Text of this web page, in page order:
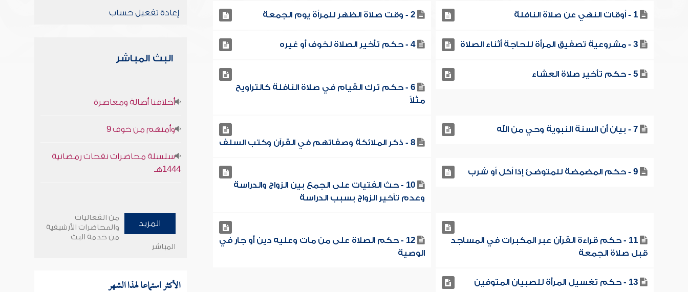
1 - أوقات النهي عن صلاة النافلة 2 - وقت صلاة الظهر للمرأة يوم الجمعة
3 - مشروعية تصفيق المرأة للحاجة أثناء الصلاة 4 - حكم تأخير الصلاة لخوف أو غيره
5 - حكم تأخير صلاة العشاء
6 - حكم ترك القيام في صلاة النافلة كالتراويح
مثلاً
7 - بيان أن السنة النبوية وحي من الله
8 - ذكر الملائكة وصفاتهم في القرآن وكتب السلف
9 - حكم المضمضة للمتوضئ إذا أكل أو شرب
10 - حث الفتيات على الجمع بين الزواج والدراسة
وعدم تأخير الزواج بسبب الدراسة
11 - حكم قراءة القرآن عبر المكبرات في المساجد
قبل صلاة الجمعة
12 - حكم الصلاة على من مات وعليه دين أو جار في
الوصية
13 - حكم تغسيل المرأة للصبيان المتوفين
إعادة تفعيل حساب
البث المباشر
أخلاقنا أصالة ومعاصرة
وأمنهم من خوف 9
سلسلة محاضرات نفحات رمضانية
1444هـ
المزيد
من الفعاليات
والمحاضرات الأرشيفية
من خدمة البث
المباشر
الأكثر استماعا لهذا الشهر